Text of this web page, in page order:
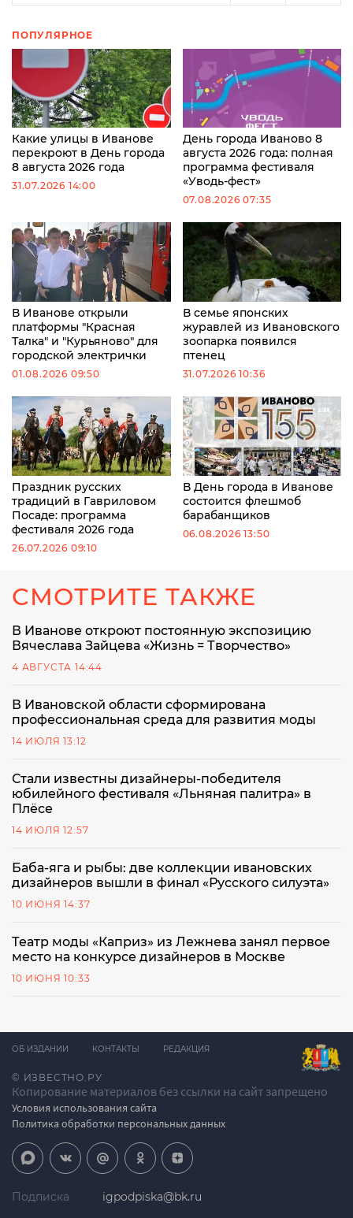
ПОПУЛЯРНОЕ
Какие улицы в Иванове
перекроют в День города
8 августа 2026 года
31.07.2026 14:00
День города Иваново 8
августа 2026 года: полная
программа фестиваля
«Уводь-фест»
07.08.2026 07:35
В Иванове открыли
платформы "Красная
Талка" и "Курьяново" для
городской электрички
01.08.2026 09:50
В семье японских
журавлей из Ивановского
зоопарка появился
птенец
31.07.2026 10:36
Праздник русских
традиций в Гавриловом
Посаде: программа
фестиваля 2026 года
26.07.2026 09:10
В День города в Иванове
состоится флешмоб
барабанщиков
06.08.2026 13:50
СМОТРИТЕ ТАКЖЕ
В Иванове откроют постоянную экспозицию
Вячеслава Зайцева «Жизнь = Творчество»
4 АВГУСТА 14:44
В Ивановской области сформирована
профессиональная среда для развития моды
14 ИЮЛЯ 13:12
Стали известны дизайнеры-победителя
юбилейного фестиваля «Льняная палитра» в
Плёсе
14 ИЮЛЯ 12:57
Баба-яга и рыбы: две коллекции ивановских
дизайнеров вышли в финал «Русского силуэта»
10 ИЮНЯ 14:37
Театр моды «Каприз» из Лежнева занял первое
место на конкурсе дизайнеров в Москве
10 ИЮНЯ 10:33
© ИЗВЕСТНО.РУ
Копирование материалов без ссылки на сайт запрещено
Условия использования сайта
Политика обработки персональных данных
ОБ ИЗДАНИИ КОНТАКТЫ РЕДАКЦИЯ
Подписка igpodpiska@bk.ru